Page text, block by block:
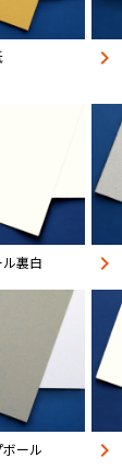
keyboard_arrow_right
裏白 keyboard_arrow_right
ール keyboard_arrow_right